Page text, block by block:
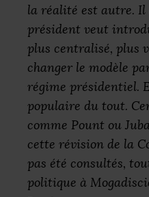
la réalité est autre. Il
président veut
plus centralisé, plus
changer le modèle
régime présidentiel.
populaire du tout.
comme Pount ou
cette révision de la
pas été consultés,
politique à